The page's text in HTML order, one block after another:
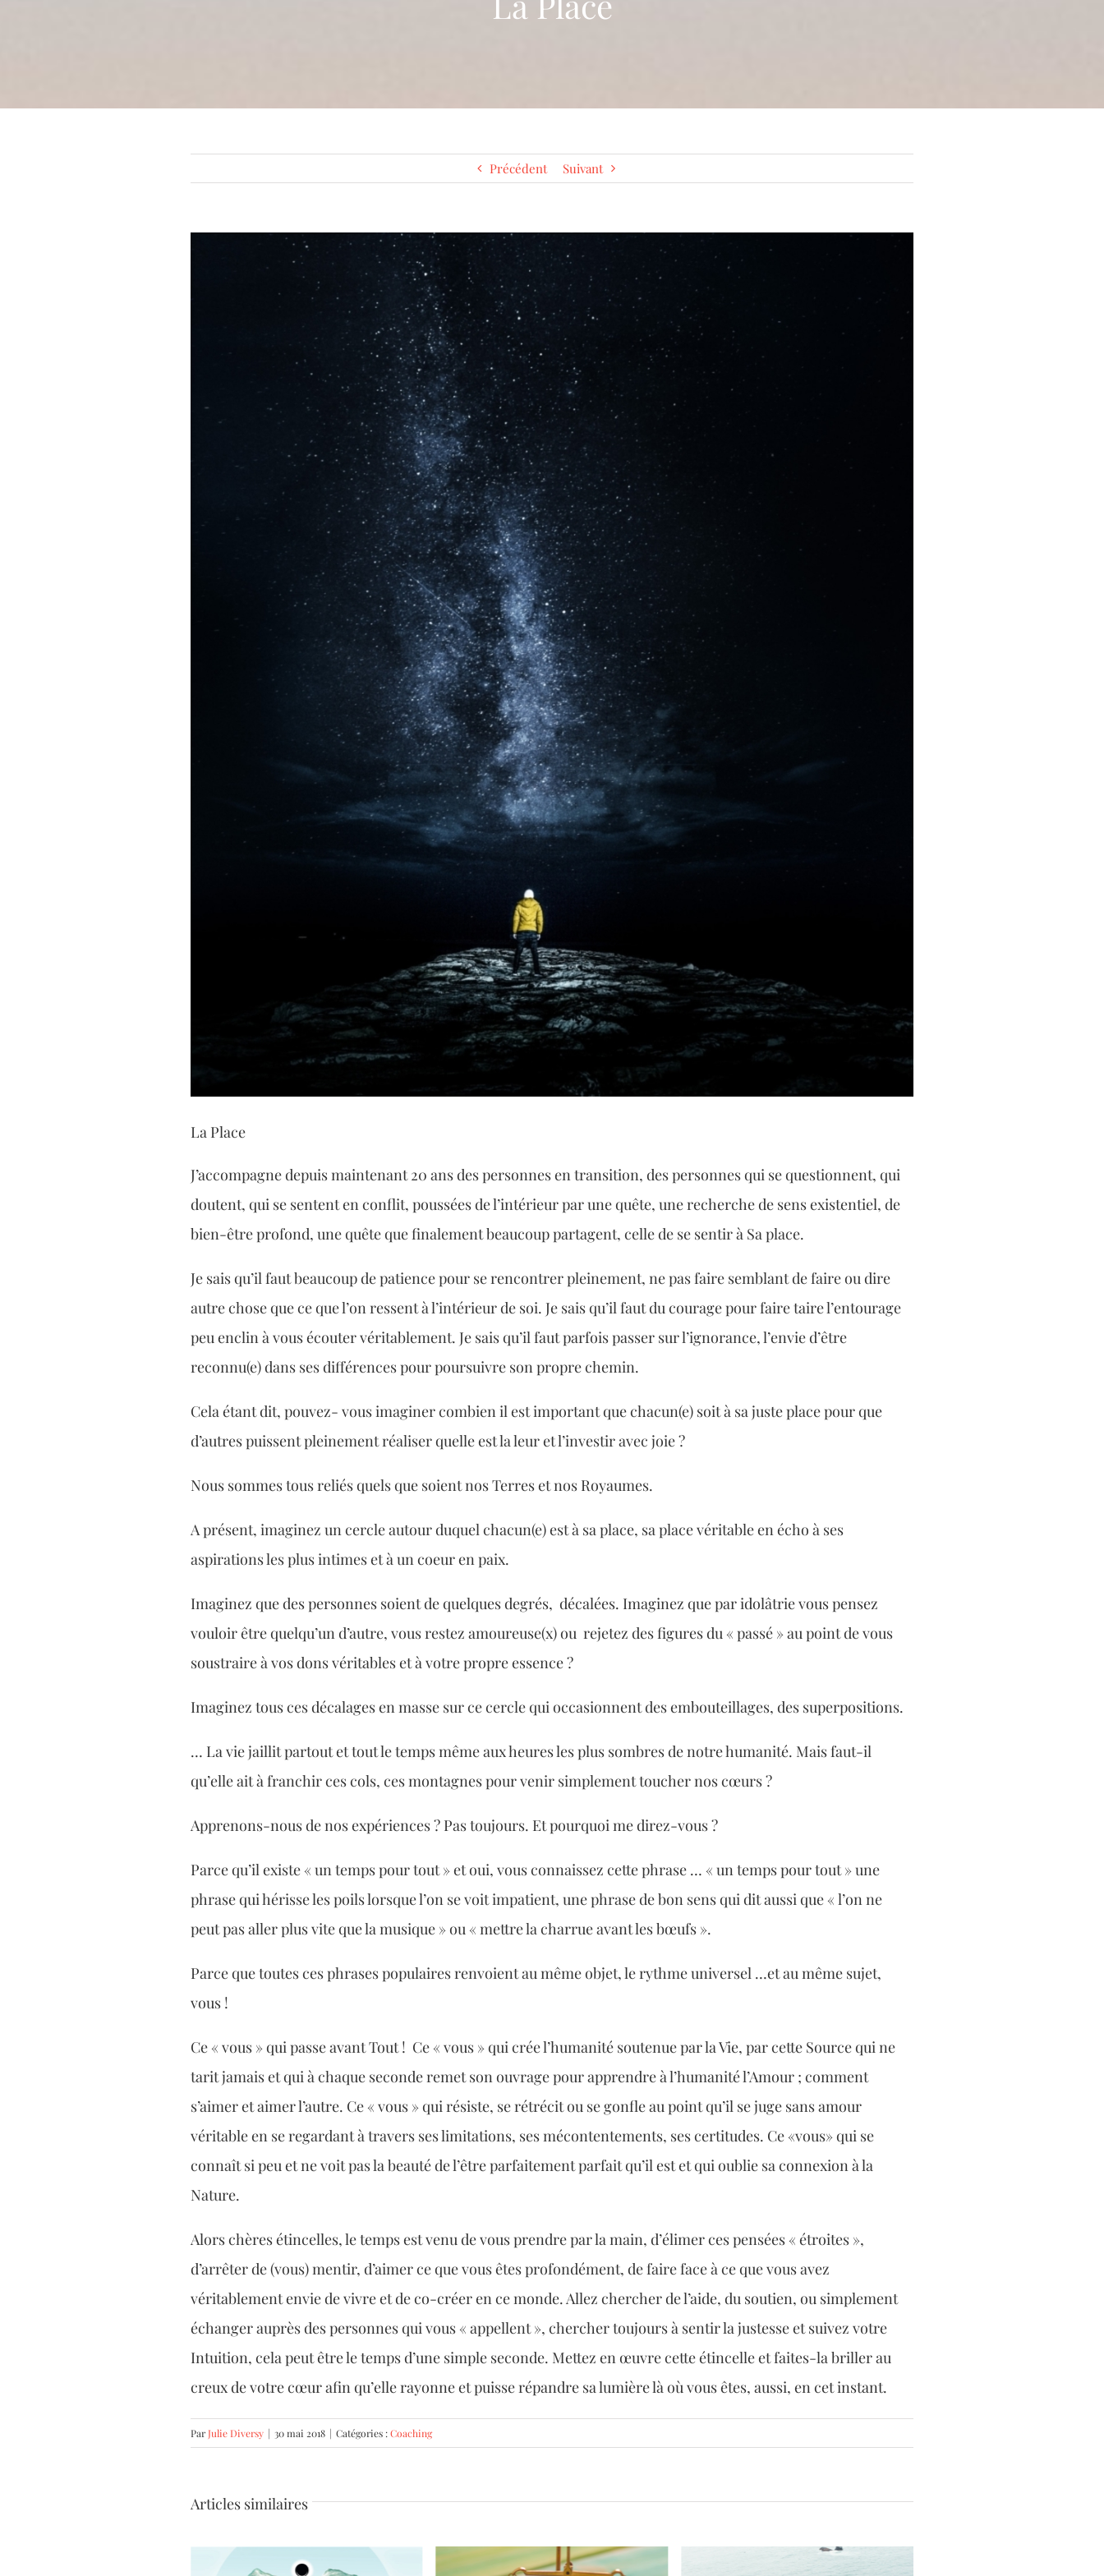
Précédent Suivant
La Place
J’accompagne depuis maintenant 20 ans des personnes en transition, des personnes qui se questionnent, qui
doutent, qui se sentent en conflit, poussées de l’intérieur par une quête, une recherche de sens existentiel, de
bien-être profond, une quête que finalement beaucoup partagent, celle de se sentir à Sa place.
Je sais qu’il faut beaucoup de patience pour se rencontrer pleinement, ne pas faire semblant de faire ou dire
autre chose que ce que l’on ressent à l’intérieur de soi. Je sais qu’il faut du courage pour faire taire l’entourage
peu enclin à vous écouter véritablement. Je sais qu’il faut parfois passer sur l’ignorance, l’envie d’être
reconnu(e) dans ses différences pour poursuivre son propre chemin.
Cela étant dit, pouvez- vous imaginer combien il est important que chacun(e) soit à sa juste place pour que
d’autres puissent pleinement réaliser quelle est la leur et l’investir avec joie ?
Nous sommes tous reliés quels que soient nos Terres et nos Royaumes.
A présent, imaginez un cercle autour duquel chacun(e) est à sa place, sa place véritable en écho à ses
aspirations les plus intimes et à un coeur en paix.
Imaginez que des personnes soient de quelques degrés, décalées. Imaginez que par idolâtrie vous pensez
vouloir être quelqu’un d’autre, vous restez amoureuse(x) ou rejetez des figures du « passé » au point de vous
soustraire à vos dons véritables et à votre propre essence ?
Imaginez tous ces décalages en masse sur ce cercle qui occasionnent des embouteillages, des superpositions.
… La vie jaillit partout et tout le temps même aux heures les plus sombres de notre humanité. Mais faut-il
qu’elle ait à franchir ces cols, ces montagnes pour venir simplement toucher nos cœurs ?
Apprenons-nous de nos expériences ? Pas toujours. Et pourquoi me direz-vous ?
Parce qu’il existe « un temps pour tout » et oui, vous connaissez cette phrase … « un temps pour tout » une
phrase qui hérisse les poils lorsque l’on se voit impatient, une phrase de bon sens qui dit aussi que « l’on ne
peut pas aller plus vite que la musique » ou « mettre la charrue avant les bœufs ».
Parce que toutes ces phrases populaires renvoient au même objet, le rythme universel …et au même sujet,
vous !
Ce « vous » qui passe avant Tout ! Ce « vous » qui crée l’humanité soutenue par la Vie, par cette Source qui ne
tarit jamais et qui à chaque seconde remet son ouvrage pour apprendre à l’humanité l’Amour ; comment
s’aimer et aimer l’autre. Ce « vous » qui résiste, se rétrécit ou se gonfle au point qu’il se juge sans amour
véritable en se regardant à travers ses limitations, ses mécontentements, ses certitudes. Ce «vous» qui se
connaît si peu et ne voit pas la beauté de l’être parfaitement parfait qu’il est et qui oublie sa connexion à la
Nature.
Alors chères étincelles, le temps est venu de vous prendre par la main, d’élimer ces pensées « étroites »,
d’arrêter de (vous) mentir, d’aimer ce que vous êtes profondément, de faire face à ce que vous avez
véritablement envie de vivre et de co-créer en ce monde. Allez chercher de l’aide, du soutien, ou simplement
échanger auprès des personnes qui vous « appellent », chercher toujours à sentir la justesse et suivez votre
Intuition, cela peut être le temps d’une simple seconde. Mettez en œuvre cette étincelle et faites-la briller au
creux de votre cœur afin qu’elle rayonne et puisse répandre sa lumière là où vous êtes, aussi, en cet instant.
ParJulie Diversy | 30 mai 2018 | Catégories :Coaching
Articles similaires